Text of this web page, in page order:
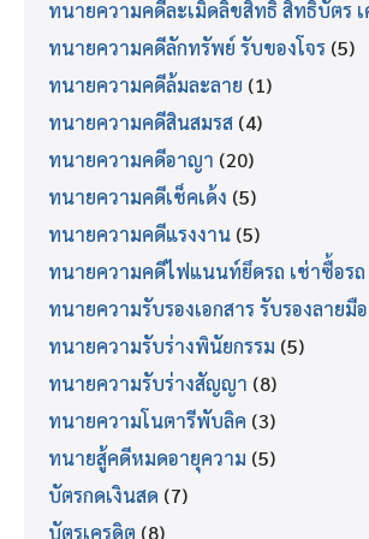
ทนายความคดีละเมิดลิขสิทธิ์ สิทธิบัตร เ
ทนายความคดีลักทรัพย์ รับของโจร (5)
ทนายความคดีล้มละลาย (1)
ทนายความคดีสินสมรส (4)
ทนายความคดีอาญา (20)
ทนายความคดีเช็คเด้ง (5)
ทนายความคดีแรงงาน (5)
ทนายความคดีไฟแนนท์ยึดรถ เช่าซื้อรถ
ทนายความรับรองเอกสาร รับรองลายมื
ทนายความรับร่างพินัยกรรม (5)
ทนายความรับร่างสัญญา (8)
ทนายความโนตารีพับลิค (3)
ทนายสู้คดีหมดอายุความ (5)
บัตรกดเงินสด (7)
บัตรเครดิต (8)